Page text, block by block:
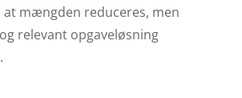
mængden reduceres, men
relevant opgaveløsning